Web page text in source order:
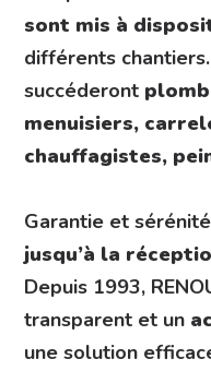
sont mis à
différents
succéderont
menuisiers,
chauffagistes,
Garantie et
jusqu’à la
Depuis 1993,
transparent et un
une solution